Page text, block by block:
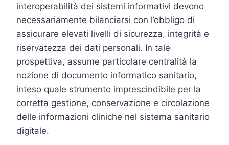
interoperabilità dei sistemi informativi devono
necessariamente bilanciarsi con l’obbligo di
assicurare elevati livelli di sicurezza, integrità e
riservatezza dei dati personali. In tale
prospettiva, assume particolare centralità la
nozione di documento informatico sanitario,
inteso quale strumento imprescindibile per la
corretta gestione, conservazione e circolazione
delle informazioni cliniche nel sistema sanitario
digitale.